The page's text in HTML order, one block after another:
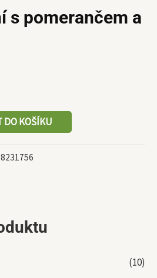
(10)
s pomerančem a
DO KOŠÍKU